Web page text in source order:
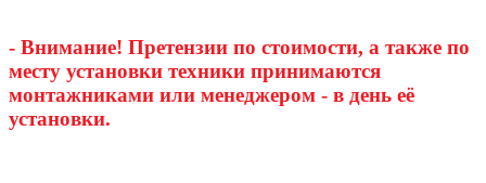
- Внимание! Претензии по стоимости, а также по
месту установки техники принимаются
монтажниками или менеджером - в день её
установки.